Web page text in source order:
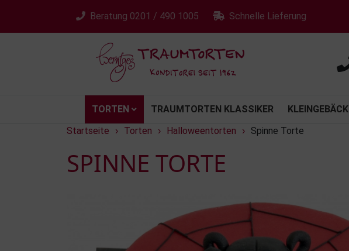
Beratung 0201 / 490 1005 Schnelle Lieferung
TORTEN TRAUMTORTEN KLASSIKER KLEINGEBÄCK
Startseite
› Torten › Halloweentorten › Spinne Torte
SPINNE TORTE